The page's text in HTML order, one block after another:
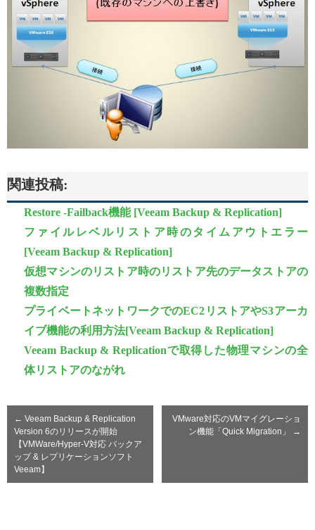
関連投稿:
Restore -Failback機能 [Veeam Backup & Replication]
ファイルレベルリストア時のタイムアウトエラー
[Veeam Backup & Replication]
仮想マシンのリストア時のリストア先のデータストアの
複数指定
プライベートネットワークでのEC2リストアやS3アーカ
イブ機能の利用方法[Veeam Backup & Replication]
Veeam Backup & Replicationで取得した物理マシンの全
体リストアのながれ
← Veeam Backup & Replication
Version 6のリリースが開始
【VMWare/Hyper-V対応 バックア
ップ & レプリケーションソフト
Veeam】
VMware対応のVMマイグレーショ
ン機能「Quick Migration」
→